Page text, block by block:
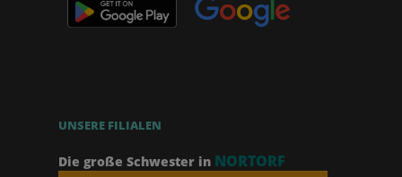
UNSERE FILIALEN
Die große Schwester in NORTORF